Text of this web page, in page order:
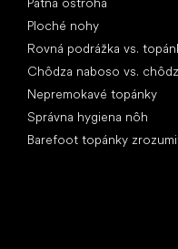
Ploché nohy
Rovná podrážka vs.
Chôdza naboso vs.
Nepremokavé topánky
Správna hygiena nôh
Barefoot topánky